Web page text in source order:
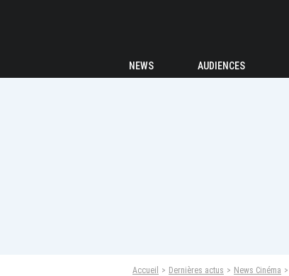
NEWS AUDIENCES
Accueil Dernières actus News Cinéma